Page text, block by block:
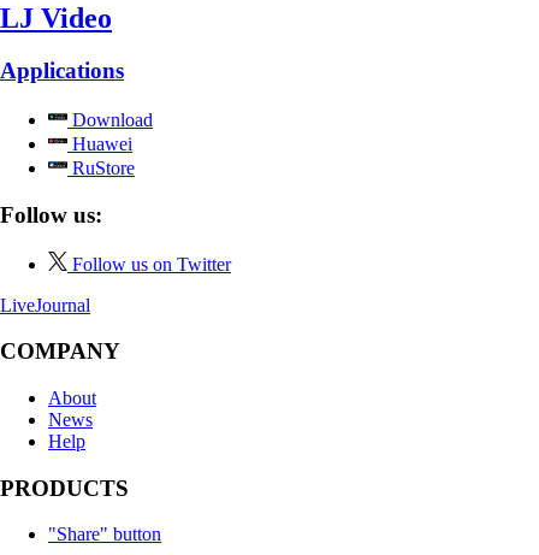
LJ Video
Applications
Download
Huawei
RuStore
Follow us:
Follow us on Twitter
LiveJournal
COMPANY
About
News
Help
PRODUCTS
"Share" button